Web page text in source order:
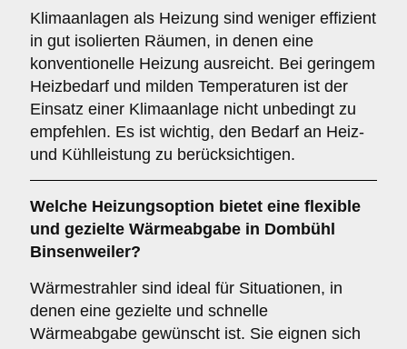
Klimaanlagen als Heizung sind weniger effizient
in gut isolierten Räumen, in denen eine
konventionelle Heizung ausreicht. Bei geringem
Heizbedarf und milden Temperaturen ist der
Einsatz einer Klimaanlage nicht unbedingt zu
empfehlen. Es ist wichtig, den Bedarf an Heiz-
und Kühlleistung zu berücksichtigen.
Welche Heizungsoption bietet eine flexible
und gezielte Wärmeabgabe in Dombühl
Binsenweiler?
Wärmestrahler sind ideal für Situationen, in
denen eine gezielte und schnelle
Wärmeabgabe gewünscht ist. Sie eignen sich